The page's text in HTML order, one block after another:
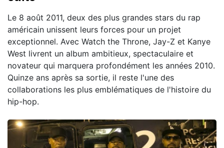
Le 8 août 2011, deux des plus grandes stars du rap
américain unissent leurs forces pour un projet
exceptionnel. Avec Watch the Throne, Jay-Z et Kanye
West livrent un album ambitieux, spectaculaire et
novateur qui marquera profondément les années 2010.
Quinze ans après sa sortie, il reste l'une des
collaborations les plus emblématiques de l'histoire du
hip-hop.